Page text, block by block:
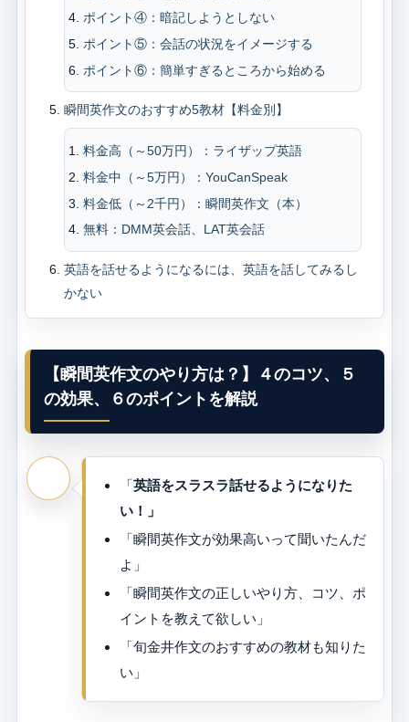
ポイント④：暗記しようとしない
ポイント⑤：会話の状況をイメージする
ポイント⑥：簡単すぎるところから始める
瞬間英作文のおすすめ5教材【料金別】
料金高（～50万円）：ライザップ英語
料金中（～5万円）：YouCanSpeak
料金低（～2千円）：瞬間英作文（本）
無料：DMM英会話、LAT英会話
英語を話せるようになるには、英語を話してみるし
かない
【瞬間英作文のやり方は？】４のコツ、５
の効果、６のポイントを解説
「英語をスラスラ話せるようになりた
い！」
「瞬間英作文が効果高いって聞いたんだ
よ」
「瞬間英作文の正しいやり方、コツ、ポ
イントを教えて欲しい」
「旬金井作文のおすすめの教材も知りた
い」